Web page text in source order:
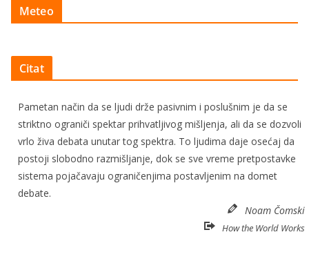
Meteo
Citat
Pametan način da se ljudi drže pasivnim i poslušnim je da se
striktno ograniči spektar prihvatljivog mišljenja, ali da se dozvoli
vrlo živa debata unutar tog spektra. To ljudima daje osećaj da
postoji slobodno razmišljanje, dok se sve vreme pretpostavke
sistema pojačavaju ograničenjima postavljenim na domet
debate.
Noam Čomski
How the World Works